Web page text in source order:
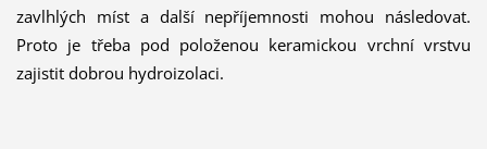
zavlhlých míst a další nepříjemnosti mohou následovat.
Proto je třeba pod položenou keramickou vrchní vrstvu
zajistit dobrou hydroizolaci.